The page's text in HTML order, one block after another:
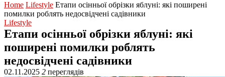
Home Lifestyle Етапи осінньої обрізки яблуні: які поширені
помилки роблять недосвідчені садівники
Lifestyle
Етапи осінньої обрізки яблуні: які
поширені помилки роблять
недосвідчені садівники
02.11.2025 2 переглядів